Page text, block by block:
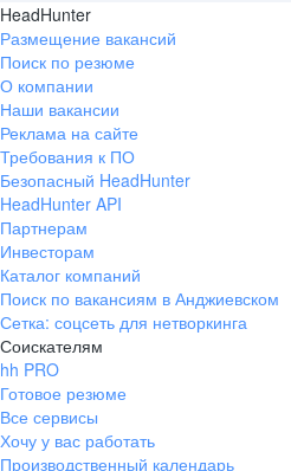
HeadHunter
Размещение вакансий
Поиск по резюме
О компании
Наши вакансии
Реклама на сайте
Требования к ПО
Безопасный HeadHunter
HeadHunter API
Партнерам
Инвесторам
Каталог компаний
Поиск по вакансиям в Анджиевском
Сетка: соцсеть для нетворкинга
Соискателям
hh PRO
Готовое резюме
Все сервисы
Хочу у вас работать
Производственный календарь